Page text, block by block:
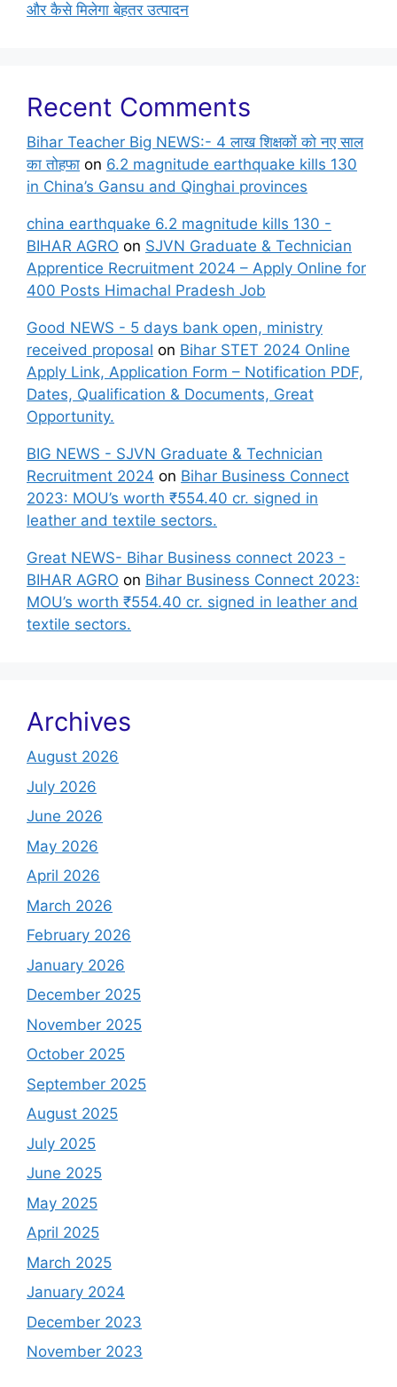
और कैसे मिलेगा बेहतर उत्पादन
Recent Comments
Bihar Teacher Big NEWS:- 4 लाख शिक्षकों को नए साल
का तोहफा on 6.2 magnitude earthquake kills 130
in China’s Gansu and Qinghai provinces
china earthquake 6.2 magnitude kills 130 -
BIHAR AGRO on SJVN Graduate & Technician
Apprentice Recruitment 2024 – Apply Online for
400 Posts Himachal Pradesh Job
Good NEWS - 5 days bank open, ministry
received proposal on Bihar STET 2024 Online
Apply Link, Application Form – Notification PDF,
Dates, Qualification & Documents, Great
Opportunity.
BIG NEWS - SJVN Graduate & Technician
Recruitment 2024 on Bihar Business Connect
2023: MOU’s worth ₹554.40 cr. signed in
leather and textile sectors.
Great NEWS- Bihar Business connect 2023 -
BIHAR AGRO on Bihar Business Connect 2023:
MOU’s worth ₹554.40 cr. signed in leather and
textile sectors.
Archives
August 2026
July 2026
June 2026
May 2026
April 2026
March 2026
February 2026
January 2026
December 2025
November 2025
October 2025
September 2025
August 2025
July 2025
June 2025
May 2025
April 2025
March 2025
January 2024
December 2023
November 2023